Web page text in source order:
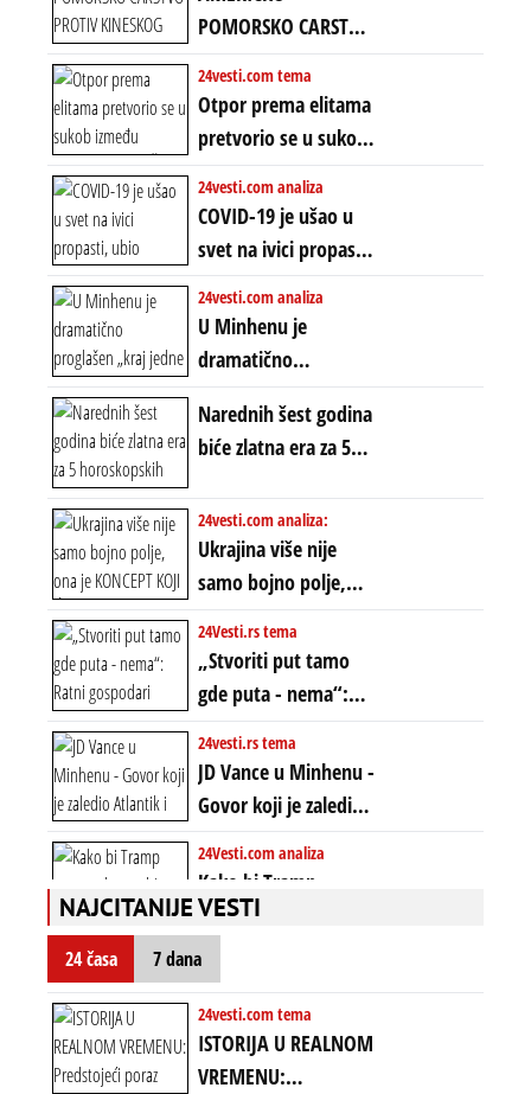
uvodi eru
energetskog haosa,
finansijskih
previranja i kolapsa
starog poretka
POMORSKO CARSTVO
PROTIV KINESKOG
KOPNENOG SVETA:
Rat u Iranu je rat za
globalne preferencije
24vesti.com tema
Otpor prema elitama
pretvorio se u sukob
između običnih ljudi:
ZAŠTO SE DEŠAVA
EKSTREMNA
POLARIZACIJA?
24vesti.com analiza
COVID-19 je ušao u
svet na ivici propasti,
ubio milione, ali je
spasao sistem
24vesti.com analiza
U Minhenu je
dramatično
proglašen „kraj jedne
ere“, ali sa
dvostrukom
neistinom: forma te
ere završila se na
istom mestu, ali
prošle godine
Narednih šest godina
biće zlatna era za 5
znakova: Stiže lavina
novca i bogatstva
24vesti.com analiza:
Ukrajina više nije
samo bojno polje,
ona je KONCEPT KOJI
ĆE RASPASTI CEO
ZAPADNI SVET
24Vesti.rs tema
„Stvoriti put tamo
gde puta - nema“:
Ratni gospodari
plaču za starim
poretkom... Bez
ikakve realpolitike u
njima, oni su sada
nebitni kao Zelenski
24vesti.rs tema
JD Vance u Minhenu -
Govor koji je zaledio
Atlantik i duboko
šokirao Evropu (ceo
transkript)
24Vesti.com analiza
Kako bi Tramp
mogao da ugrabi
TREĆI MANDAT -
uprkos 22.
amandmanu
NAJCITANIJE VESTI
24 časa 7 dana
24vesti.com tema
ISTORIJA U REALNOM
VREMENU: